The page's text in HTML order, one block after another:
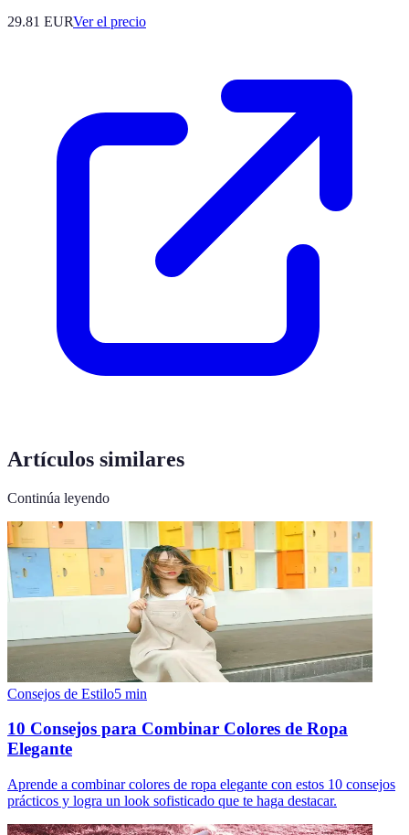
29.81 EURVer el precio
Artículos similares
Continúa leyendo
Consejos de Estilo5 min
10 Consejos para Combinar Colores de Ropa
Elegante
Aprende a combinar colores de ropa elegante con estos 10 consejos
prácticos y logra un look sofisticado que te haga destacar.